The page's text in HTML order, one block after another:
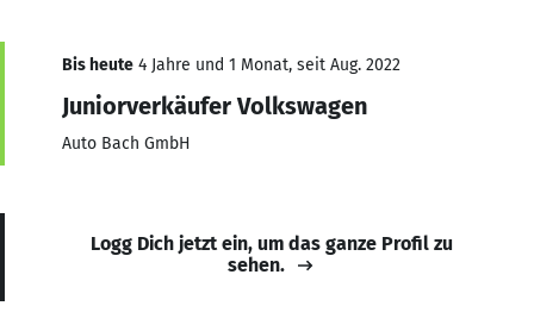
Bis heute 4 Jahre und 1 Monat, seit Aug. 2022
Juniorverkäufer Volkswagen
Auto Bach GmbH
Logg Dich jetzt ein, um das ganze Profil zu
sehen.